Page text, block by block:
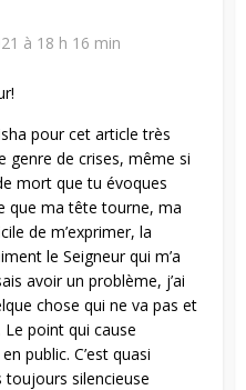
à 18 h 16 min
pour cet article très
genre de crises, même si
mort que tu évoques
que ma tête tourne, ma
de m’exprimer, la
le Seigneur qui m’a
avoir un problème, j’ai
chose qui ne va pas et
Le point qui cause
public. C’est quasi
toujours silencieuse